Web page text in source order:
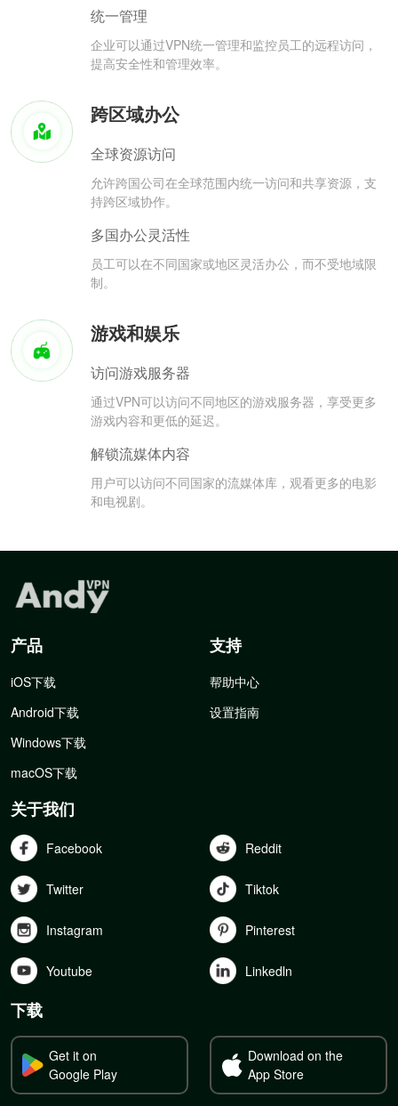
统一管理
企业可以通过VPN统一管理和监控员工的远程访问，
提高安全性和管理效率。
跨区域办公
全球资源访问
允许跨国公司在全球范围内统一访问和共享资源，支
持跨区域协作。
多国办公灵活性
员工可以在不同国家或地区灵活办公，而不受地域限
制。
游戏和娱乐
访问游戏服务器
通过VPN可以访问不同地区的游戏服务器，享受更多
游戏内容和更低的延迟。
解锁流媒体内容
用户可以访问不同国家的流媒体库，观看更多的电影
和电视剧。
产品
iOS下载
Android下载
Windows下载
macOS下载
支持
帮助中心
设置指南
关于我们
Facebook Reddit
Twitter Tiktok
Instagram Pinterest
Youtube Linkedln
下载
Get it on
Google Play
Download on the
App Store